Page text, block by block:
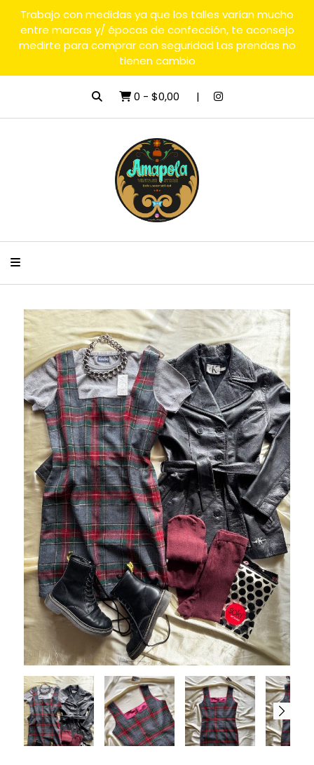
Trabajo con medidas ya que los talles varían mucho
entre marcas y/ épocas de confección, te aconsejo
medirte para comprar con seguridad Las prendas no
tienen cambio
0 - $0,00